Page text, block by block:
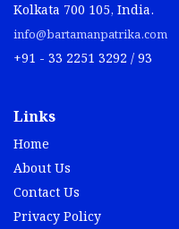
Kolkata 700 105, India.
info@bartamanpatrika.com
+91 - 33 2251 3292 / 93
Links
Home
About Us
Contact Us
Privacy Policy